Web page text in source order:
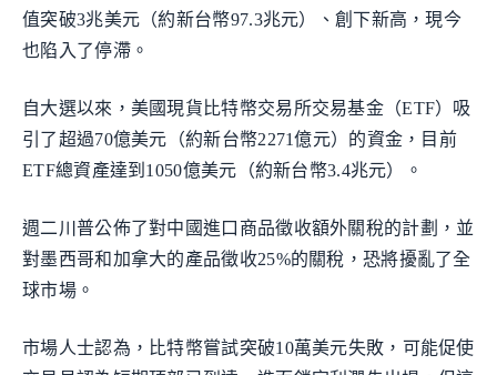
值突破3兆美元（約新台幣97.3兆元）、創下新高，現今
也陷入了停滯。
自大選以來，美國現貨比特幣交易所交易基金（ETF）吸
引了超過70億美元（約新台幣2271億元）的資金，目前
ETF總資產達到1050億美元（約新台幣3.4兆元）。
週二川普公佈了對中國進口商品徵收額外關稅的計劃，並
對墨西哥和加拿大的產品徵收25%的關稅，恐將擾亂了全
球市場。
市場人士認為，比特幣嘗試突破10萬美元失敗，可能促使